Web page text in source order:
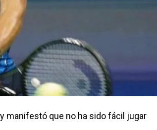
manifestó que no ha sido fácil jugar